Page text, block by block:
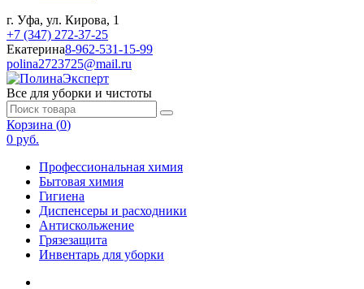
г. Уфа, ул. Кирова, 1
+7 (347) 272-37-25
Екатерина8-962-531-15-99
polina2723725@mail.ru
Все для уборки и чистоты
Корзина (0)
0 руб.
Профессиональная химия
Бытовая химия
Гигиена
Диспенсеры и расходники
Антискольжение
Грязезащита
Инвентарь для уборки